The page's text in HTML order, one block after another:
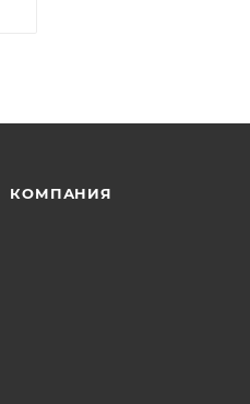
КОМПАНИЯ